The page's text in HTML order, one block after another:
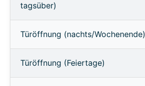
tagsüber)
Türöffnung (nachts/Wochenende)
Türöffnung (Feiertage)